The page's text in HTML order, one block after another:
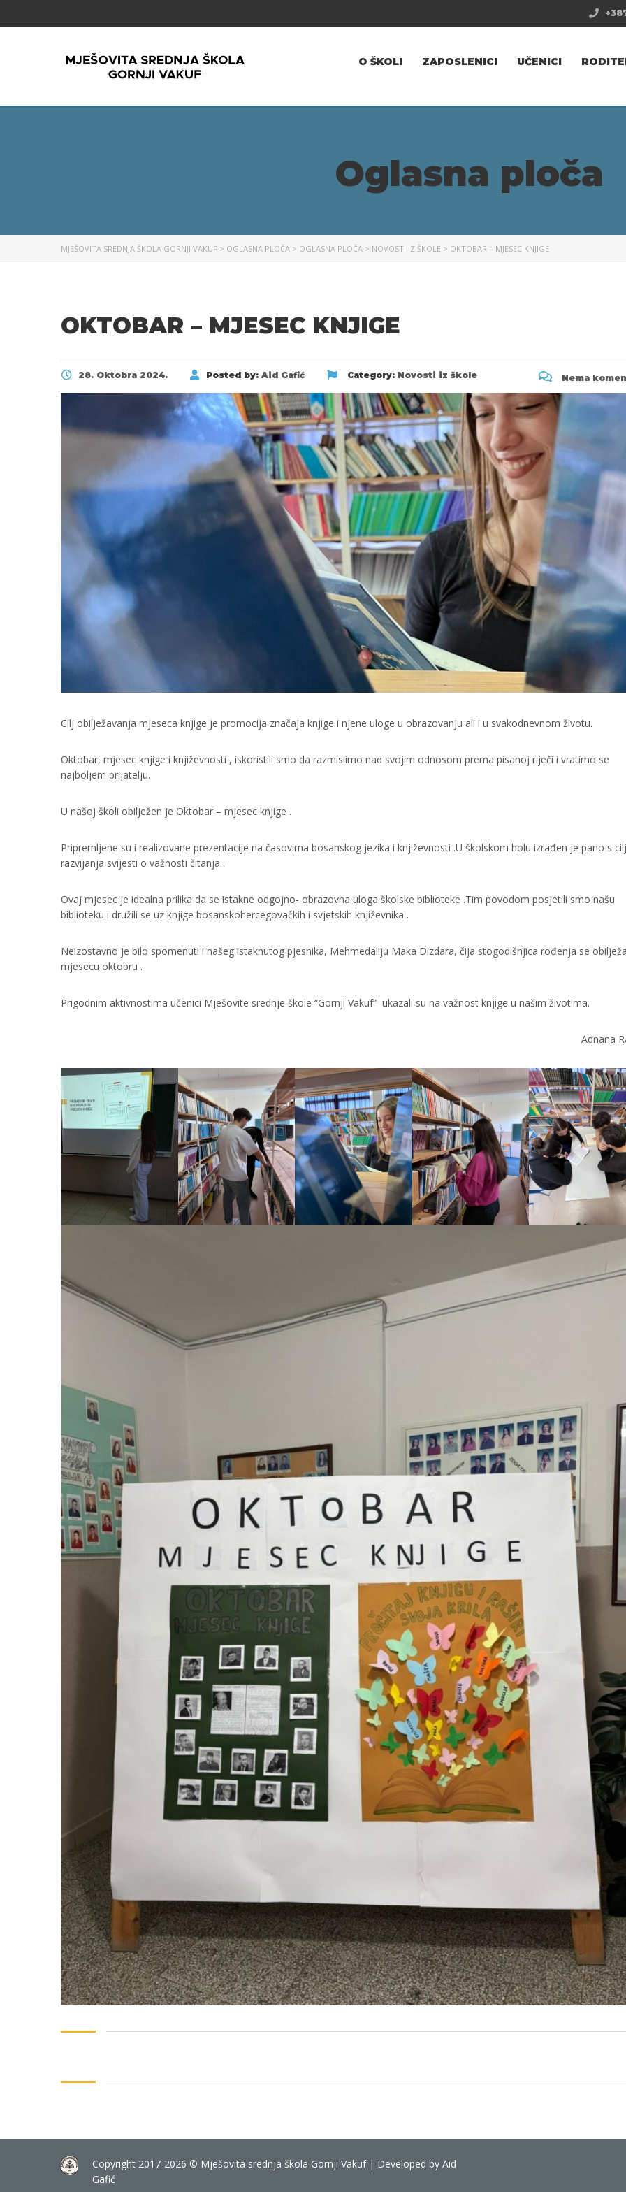
O ŠKOLI ZAPOSLENICI UČENICI
Oglasna ploča
MJEŠOVITA SREDNJA ŠKOLA GORNJI VAKUF > OGLASNA PLOČA > OGLASNA PLOČA > NOVOSTI IZ ŠKOLE > OKTOBAR – MJESEC KNJIGE
OKTOBAR – MJESEC KNJIGE
28. Oktobra 2024. Posted by: Aid Gafić Category: Novosti iz škole Nema
Cilj obilježavanja mjeseca knjige je promocija značaja knjige i njene uloge u obrazovanju ali i u svakodnevnom životu.
Oktobar, mjesec knjige i književnosti , iskoristili smo da razmislimo nad svojim odnosom prema pisanoj riječi i vratimo se
najboljem prijatelju.
U našoj školi obilježen je Oktobar – mjesec knjige .
Pripremljene su i realizovane prezentacije na časovima bosanskog jezika i književnosti .U školskom holu izrađen je pano s
razvijanja svijesti o važnosti čitanja .
Ovaj mjesec je idealna prilika da se istakne odgojno- obrazovna uloga školske biblioteke .Tim povodom posjetili smo našu
biblioteku i družili se uz knjige bosanskohercegovačkih i svjetskih književnika .
Neizostavno je bilo spomenuti i našeg istaknutog pjesnika, Mehmedaliju Maka Dizdara, čija stogodišnjica rođenja se
mjesecu oktobru .
Prigodnim aktivnostima učenici Mješovite srednje škole “Gornji Vakuf” ukazali su na važnost knjige u našim životima.
Adnana
Copyright 2017-2026 © Mješovita srednja škola Gornji Vakuf | Developed by Aid
Gafić